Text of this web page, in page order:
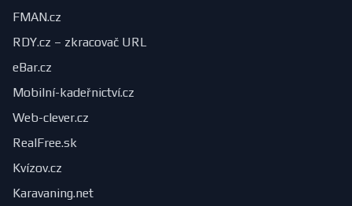
FMAN.cz
RDY.cz – zkracovač URL
eBar.cz
Mobilní-kadeřnictví.cz
Web-clever.cz
RealFree.sk
Kvízov.cz
Karavaning.net